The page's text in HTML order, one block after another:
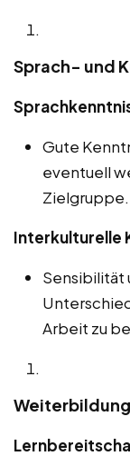
Sprach- und
Gute
eventuell
Zielgruppe.
Interkulturelle
Sensibilität
Arbeit zu